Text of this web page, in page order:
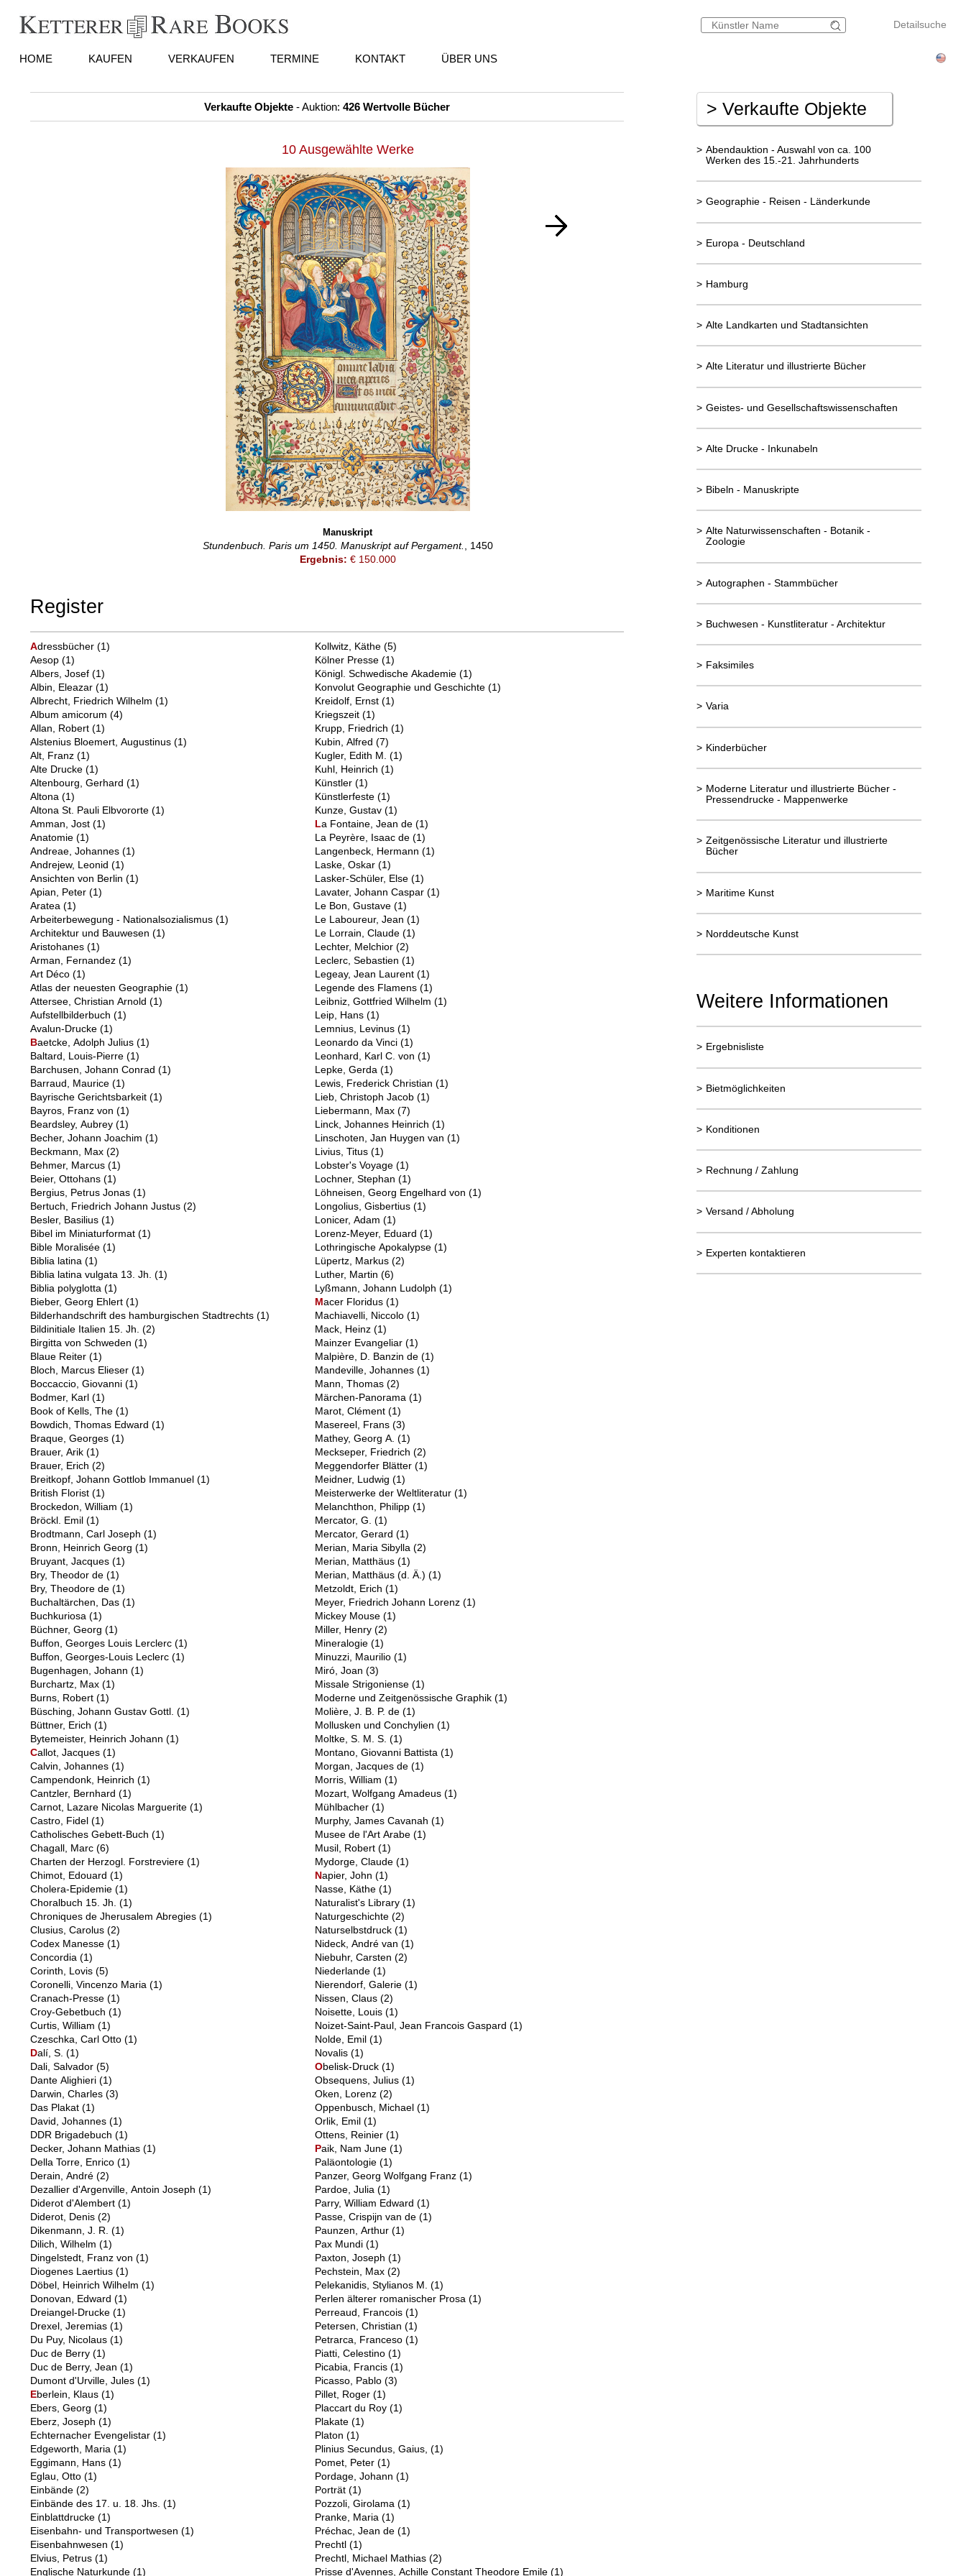
Detailsuche
HOME KAUFEN VERKAUFEN TERMINE KONTAKT ÜBER UNS
Verkaufte Objekte- Auktion: 426 Wertvolle Bücher
10 Ausgewählte Werke
Manuskript
Stundenbuch. Paris um 1450. Manuskript auf Pergament.
, 1450
Ergebnis: € 150.000
> Verkaufte Objekte
> Abendauktion - Auswahl von ca. 100
Werken des 15.-21. Jahrhunderts
> Geographie - Reisen - Länderkunde
> Europa - Deutschland
> Hamburg
> Alte Landkarten und Stadtansichten
> Alte Literatur und illustrierte Bücher
> Geistes- und Gesellschaftswissenschaften
> Alte Drucke - Inkunabeln
> Bibeln - Manuskripte
> Alte Naturwissenschaften - Botanik -
Zoologie
> Autographen - Stammbücher
> Buchwesen - Kunstliteratur - Architektur
> Faksimiles
> Varia
> Kinderbücher
> Moderne Literatur und illustrierte Bücher -
Pressendrucke - Mappenwerke
> Zeitgenössische Literatur und illustrierte
Bücher
> Maritime Kunst
> Norddeutsche Kunst
Weitere Informationen
> Ergebnisliste
> Bietmöglichkeiten
> Konditionen
> Rechnung / Zahlung
> Versand / Abholung
> Experten kontaktieren
Register
Adressbücher (1)
Aesop (1)
Albers, Josef (1)
Albin, Eleazar (1)
Albrecht, Friedrich Wilhelm (1)
Album amicorum (4)
Allan, Robert (1)
Alstenius Bloemert, Augustinus (1)
Alt, Franz (1)
Alte Drucke (1)
Altenbourg, Gerhard (1)
Altona (1)
Altona St. Pauli Elbvororte (1)
Amman, Jost (1)
Anatomie (1)
Andreae, Johannes (1)
Andrejew, Leonid (1)
Ansichten von Berlin (1)
Apian, Peter (1)
Aratea (1)
Arbeiterbewegung - Nationalsozialismus (1)
Architektur und Bauwesen (1)
Aristohanes (1)
Arman, Fernandez (1)
Art Déco (1)
Atlas der neuesten Geographie (1)
Attersee, Christian Arnold (1)
Aufstellbilderbuch (1)
Avalun-Drucke (1)
Baetcke, Adolph Julius (1)
Baltard, Louis-Pierre (1)
Barchusen, Johann Conrad (1)
Barraud, Maurice (1)
Bayrische Gerichtsbarkeit (1)
Bayros, Franz von (1)
Beardsley, Aubrey (1)
Becher, Johann Joachim (1)
Beckmann, Max (2)
Behmer, Marcus (1)
Beier, Ottohans (1)
Bergius, Petrus Jonas (1)
Bertuch, Friedrich Johann Justus (2)
Besler, Basilius (1)
Bibel im Miniaturformat (1)
Bible Moralisée (1)
Biblia latina (1)
Biblia latina vulgata 13. Jh. (1)
Biblia polyglotta (1)
Bieber, Georg Ehlert (1)
Bilderhandschrift des hamburgischen Stadtrechts (1)
Bildinitiale Italien 15. Jh. (2)
Birgitta von Schweden (1)
Blaue Reiter (1)
Bloch, Marcus Elieser (1)
Boccaccio, Giovanni (1)
Bodmer, Karl (1)
Book of Kells, The (1)
Bowdich, Thomas Edward (1)
Braque, Georges (1)
Brauer, Arik (1)
Brauer, Erich (2)
Breitkopf, Johann Gottlob Immanuel (1)
British Florist (1)
Brockedon, William (1)
Bröckl. Emil (1)
Brodtmann, Carl Joseph (1)
Bronn, Heinrich Georg (1)
Bruyant, Jacques (1)
Bry, Theodor de (1)
Bry, Theodore de (1)
Buchaltärchen, Das (1)
Buchkuriosa (1)
Büchner, Georg (1)
Buffon, Georges Louis Lerclerc (1)
Buffon, Georges-Louis Leclerc (1)
Bugenhagen, Johann (1)
Burchartz, Max (1)
Burns, Robert (1)
Büsching, Johann Gustav Gottl. (1)
Büttner, Erich (1)
Bytemeister, Heinrich Johann (1)
Callot, Jacques (1)
Calvin, Johannes (1)
Campendonk, Heinrich (1)
Cantzler, Bernhard (1)
Carnot, Lazare Nicolas Marguerite (1)
Castro, Fidel (1)
Catholisches Gebett-Buch (1)
Chagall, Marc (6)
Charten der Herzogl. Forstreviere (1)
Chimot, Edouard (1)
Cholera-Epidemie (1)
Choralbuch 15. Jh. (1)
Chroniques de Jherusalem Abregies (1)
Clusius, Carolus (2)
Codex Manesse (1)
Concordia (1)
Corinth, Lovis (5)
Coronelli, Vincenzo Maria (1)
Cranach-Presse (1)
Croy-Gebetbuch (1)
Curtis, William (1)
Czeschka, Carl Otto (1)
Dalí, S. (1)
Dali, Salvador (5)
Dante Alighieri (1)
Darwin, Charles (3)
Das Plakat (1)
David, Johannes (1)
DDR Brigadebuch (1)
Decker, Johann Mathias (1)
Della Torre, Enrico (1)
Derain, André (2)
Dezallier d'Argenville, Antoin Joseph (1)
Diderot d'Alembert (1)
Diderot, Denis (2)
Dikenmann, J. R. (1)
Dilich, Wilhelm (1)
Dingelstedt, Franz von (1)
Diogenes Laertius (1)
Döbel, Heinrich Wilhelm (1)
Donovan, Edward (1)
Dreiangel-Drucke (1)
Drexel, Jeremias (1)
Du Puy, Nicolaus (1)
Duc de Berry (1)
Duc de Berry, Jean (1)
Dumont d'Urville, Jules (1)
Eberlein, Klaus (1)
Ebers, Georg (1)
Eberz, Joseph (1)
Echternacher Evengelistar (1)
Edgeworth, Maria (1)
Eggimann, Hans (1)
Eglau, Otto (1)
Einbände (2)
Einbände des 17. u. 18. Jhs. (1)
Einblattdrucke (1)
Eisenbahn- und Transportwesen (1)
Eisenbahnwesen (1)
Elvius, Petrus (1)
Englische Naturkunde (1)
Kollwitz, Käthe(5)
Kölner Presse(1)
Königl. Schwedische Akademie(1)
Konvolut Geographie und Geschichte(1)
Kreidolf, Ernst(1)
Kriegszeit(1)
Krupp, Friedrich(1)
Kubin, Alfred(7)
Kugler, Edith M.(1)
Kuhl, Heinrich(1)
Künstler(1)
Künstlerfeste(1)
Kunze, Gustav(1)
La Fontaine, Jean de(1)
La Peyrère, Isaac de(1)
Langenbeck, Hermann(1)
Laske, Oskar(1)
Lasker-Schüler, Else(1)
Lavater, Johann Caspar(1)
Le Bon, Gustave(1)
Le Laboureur, Jean(1)
Le Lorrain, Claude(1)
Lechter, Melchior(2)
Leclerc, Sebastien(1)
Legeay, Jean Laurent(1)
Legende des Flamens(1)
Leibniz, Gottfried Wilhelm(1)
Leip, Hans(1)
Lemnius, Levinus(1)
Leonardo da Vinci(1)
Leonhard, Karl C. von(1)
Lepke, Gerda(1)
Lewis, Frederick Christian(1)
Lieb, Christoph Jacob(1)
Liebermann, Max(7)
Linck, Johannes Heinrich(1)
Linschoten, Jan Huygen van(1)
Livius, Titus(1)
Lobster's Voyage(1)
Lochner, Stephan(1)
Löhneisen, Georg Engelhard von(1)
Longolius, Gisbertius(1)
Lonicer, Adam(1)
Lorenz-Meyer, Eduard(1)
Lothringische Apokalypse(1)
Lüpertz, Markus(2)
Luther, Martin(6)
Lyßmann, Johann Ludolph(1)
Macer Floridus(1)
Machiavelli, Niccolo(1)
Mack, Heinz(1)
Mainzer Evangeliar(1)
Malpière, D. Banzin de(1)
Mandeville, Johannes(1)
Mann, Thomas(2)
Märchen-Panorama(1)
Marot, Clément(1)
Masereel, Frans(3)
Mathey, Georg A.(1)
Meckseper, Friedrich(2)
Meggendorfer Blätter(1)
Meidner, Ludwig(1)
Meisterwerke der Weltliteratur(1)
Melanchthon, Philipp(1)
Mercator, G.(1)
Mercator, Gerard(1)
Merian, Maria Sibylla(2)
Merian, Matthäus(1)
Merian, Matthäus (d. Ä.)(1)
Metzoldt, Erich(1)
Meyer, Friedrich Johann Lorenz(1)
Mickey Mouse(1)
Miller, Henry(2)
Mineralogie(1)
Minuzzi, Maurilio(1)
Miró, Joan(3)
Missale Strigoniense(1)
Moderne und Zeitgenössische Graphik(1)
Molière, J. B. P. de(1)
Mollusken und Conchylien(1)
Moltke, S. M. S.(1)
Montano, Giovanni Battista(1)
Morgan, Jacques de(1)
Morris, William(1)
Mozart, Wolfgang Amadeus(1)
Mühlbacher(1)
Murphy, James Cavanah(1)
Musee de l'Art Arabe(1)
Musil, Robert(1)
Mydorge, Claude(1)
Napier, John(1)
Nasse, Käthe(1)
Naturalist's Library(1)
Naturgeschichte(2)
Naturselbstdruck(1)
Nideck, André van(1)
Niebuhr, Carsten(2)
Niederlande(1)
Nierendorf, Galerie(1)
Nissen, Claus(2)
Noisette, Louis(1)
Noizet-Saint-Paul, Jean Francois Gaspard(1)
Nolde, Emil(1)
Novalis(1)
Obelisk-Druck(1)
Obsequens, Julius(1)
Oken, Lorenz(2)
Oppenbusch, Michael(1)
Orlik, Emil(1)
Ottens, Reinier(1)
Paik, Nam June(1)
Paläontologie(1)
Panzer, Georg Wolfgang Franz(1)
Pardoe, Julia(1)
Parry, William Edward(1)
Passe, Crispijn van de(1)
Paunzen, Arthur(1)
Pax Mundi(1)
Paxton, Joseph(1)
Pechstein, Max(2)
Pelekanidis, Stylianos M.(1)
Perlen älterer romanischer Prosa(1)
Perreaud, Francois(1)
Petersen, Christian(1)
Petrarca, Franceso(1)
Piatti, Celestino(1)
Picabia, Francis(1)
Picasso, Pablo(3)
Pillet, Roger(1)
Placcart du Roy(1)
Plakate(1)
Platon(1)
Plinius Secundus, Gaius,(1)
Pomet, Peter(1)
Pordage, Johann(1)
Porträt(1)
Pozzoli, Girolama(1)
Pranke, Maria(1)
Préchac, Jean de(1)
Prechtl(1)
Prechtl, Michael Mathias(2)
Prisse d'Avennes, Achille Constant Theodore Emile(1)